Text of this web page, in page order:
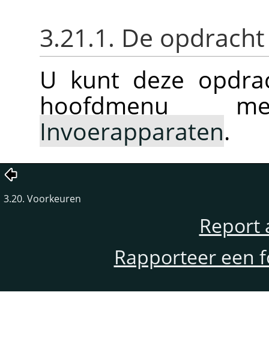
3.21.1. De
U kunt deze
Invoerapparaten.
3.20. Voorkeuren
Report
Rapporteer een